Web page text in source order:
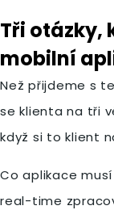
Tři otázky,
mobilní
Než přijdeme s
se klienta na tři
když si to klient
Co aplikace
real-time